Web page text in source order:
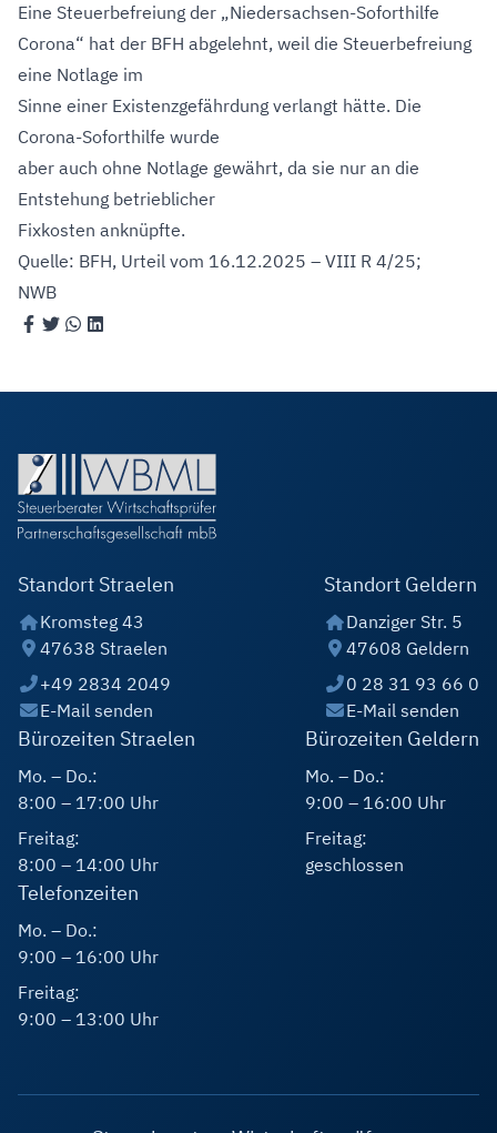
Eine Steuerbefreiung der „Niedersachsen-Soforthilfe
Corona“ hat der BFH abgelehnt, weil die Steuerbefreiung
eine Notlage im
Sinne einer Existenzgefährdung verlangt hätte. Die
Corona-Soforthilfe wurde
aber auch ohne Notlage gewährt, da sie nur an die
Entstehung betrieblicher
Fixkosten anknüpfte.
Quelle: BFH, Urteil vom 16.12.2025 – VIII R 4/25;
NWB
Standort Straelen
Kromsteg 43
47638 Straelen
+49 2834 2049
E-Mail senden
Standort Geldern
Danziger Str. 5
47608 Geldern
0 28 31 93 66 0
E-Mail senden
Bürozeiten Straelen
Mo. – Do.:
8:00 – 17:00 Uhr
Freitag:
8:00 – 14:00 Uhr
Bürozeiten Geldern
Mo. – Do.:
9:00 – 16:00 Uhr
Freitag:
geschlossen
Telefonzeiten
Mo. – Do.:
9:00 – 16:00 Uhr
Freitag:
9:00 – 13:00 Uhr